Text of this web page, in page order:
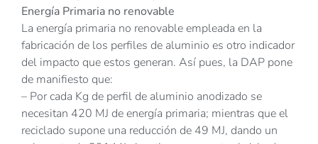
Energía Primaria no renovable
La energía primaria no renovable empleada en la
fabricación de los perfiles de aluminio es otro indicador
del impacto que estos generan. Así pues, la DAP pone
de manifiesto que:
– Por cada Kg de perfil de aluminio anodizado se
necesitan 420 MJ de energía primaria; mientras que el
reciclado supone una reducción de 49 MJ, dando un